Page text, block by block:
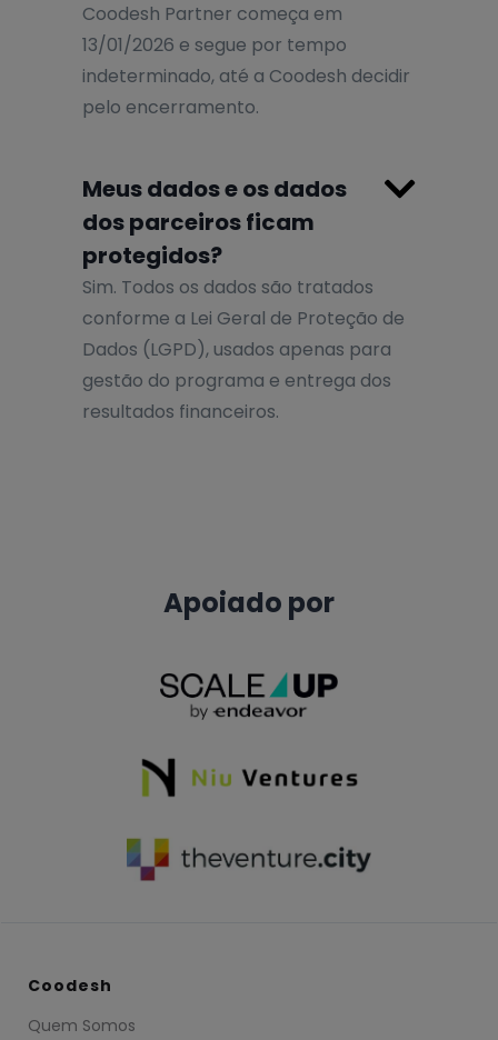
Coodesh Partner começa em
13/01/2026 e segue por tempo
indeterminado, até a Coodesh decidir
pelo encerramento.
Meus dados e os dados
dos parceiros ficam
protegidos?

Sim. Todos os dados são tratados
conforme a Lei Geral de Proteção de
Dados (LGPD), usados apenas para
gestão do programa e entrega dos
resultados financeiros.
Apoiado por
Coodesh
Quem Somos